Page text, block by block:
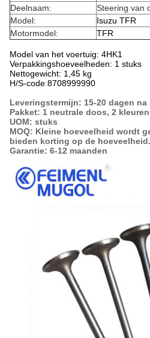
Deelnaam:
Steering van
Model:
Isuzu TFR
Motormodel:
TFR
Model van het voertuig: 4HK1
Verpakkingshoeveelheden: 1 stuks
Nettogewicht: 1,45 kg
H/S-code:8708999990
Leveringstermijn: 15-20 dagen
Pakket: 1 neutrale doos, 2
UOM: stuks
MOQ: Kleine hoeveelheid wordt
bieden korting op de hoeveelheid.
Garantie: 6-12 maanden